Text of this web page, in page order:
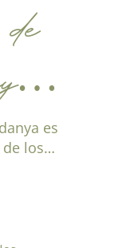
y
es
los